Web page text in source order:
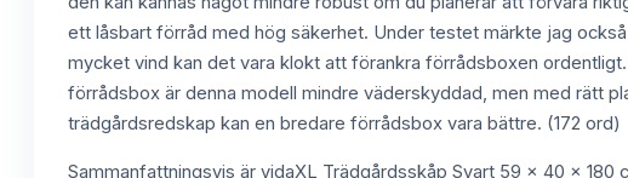
ett låsbart förråd med hög säkerhet. Under testet märkte jag
mycket vind kan det vara klokt att förankra förrådsboxen
förrådsbox är denna modell mindre väderskyddad, men med rätt
trädgårdsredskap kan en bredare förrådsbox vara bättre. (172 ord)
Sammanfattningsvis är vidaXL Trädgårdsskåp Svart 59 x 40 x